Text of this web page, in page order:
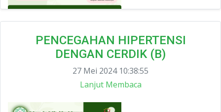
PENCEGAHAN HIPERTENSI
DENGAN CERDIK (B)
27 Mei 2024 10:38:55
Lanjut Membaca